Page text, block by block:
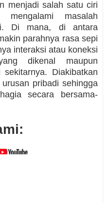
menjadi salah satu ciri
masalah
Di mana, di antara
parahnya rasa sepi
interaksi atau koneksi
dikenal maupun
Diakibatkan
pribadi sehingga
secara bersama-